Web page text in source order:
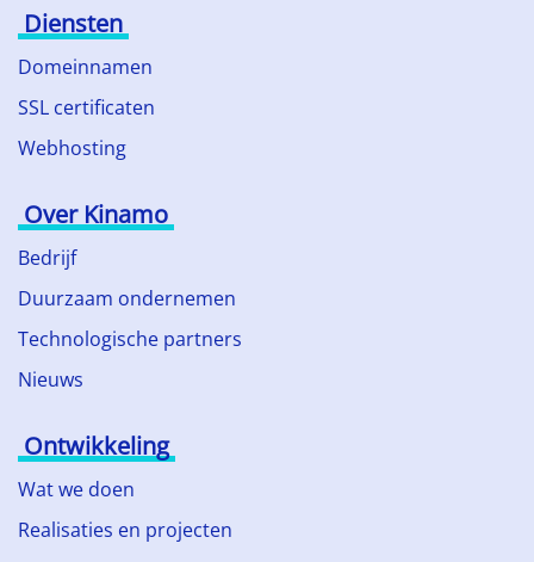
Diensten
Domeinnamen
SSL certificaten
Webhosting
Over Kinamo
Bedrijf
Duurzaam ondernemen
Technologische partners
Nieuws
Ontwikkeling
Wat we doen
Realisaties en projecten